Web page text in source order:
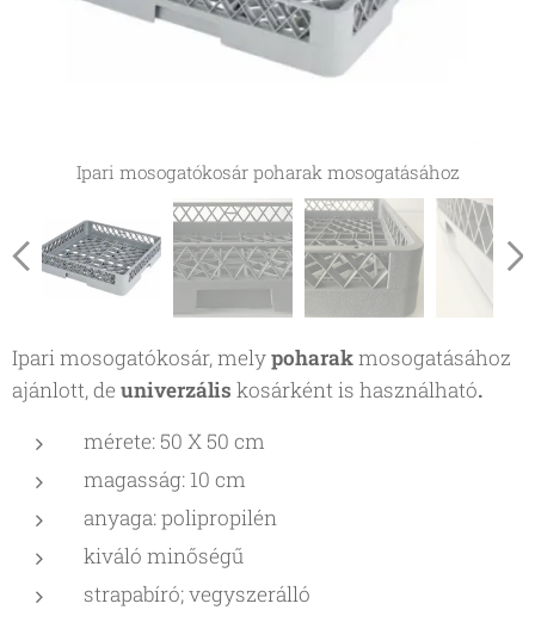
Ipari mosogatókosár poharak mosogatásához
50x50 cm mosogatókosár poharaknak
50x50 cm vegyes használatú ipari mosogatókosár
50x50 cm ipari mosogatókosár poharaknak
Ipari mosogatókosár, melypoharakmosogatásához
ajánlott, de univerzális kosárként is használható.
mérete: 50 X 50 cm
magasság: 10 cm
anyaga: polipropilén
kiváló minőségű
strapabíró; vegyszerálló